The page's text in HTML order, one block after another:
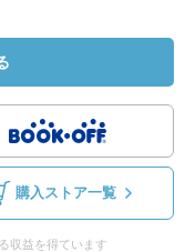
購入ストア一覧
収益を得ています